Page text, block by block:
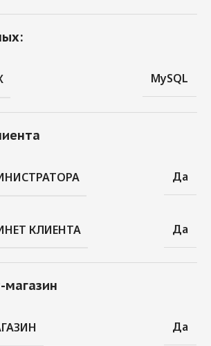
MySQL
Да
КЛИЕНТА Да
магазин
Да